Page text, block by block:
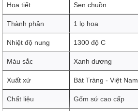
Họa tiết Sen chuồn
Thành phần 1 lọ hoa
Nhiệt độ nung 1300 độ C
Màu sắc Xanh dương
Xuất xứ Bát Tràng - Việt Nam
Chất liệu Gốm sứ cao cấp